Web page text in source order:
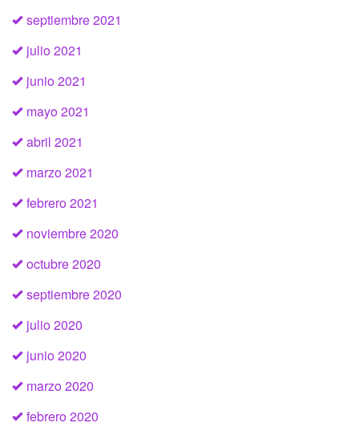
septiembre 2021
julio 2021
junio 2021
mayo 2021
abril 2021
marzo 2021
febrero 2021
noviembre 2020
octubre 2020
septiembre 2020
julio 2020
junio 2020
marzo 2020
febrero 2020